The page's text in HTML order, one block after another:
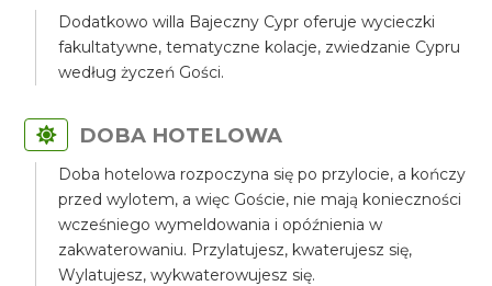
Dodatkowo willa Bajeczny Cypr oferuje wycieczki
fakultatywne, tematyczne kolacje, zwiedzanie Cypru
według życzeń Gości.
DOBA HOTELOWA
Doba hotelowa rozpoczyna się po przylocie, a kończy
przed wylotem, a więc Goście, nie mają konieczności
wcześniego wymeldowania i opóźnienia w
zakwaterowaniu. Przylatujesz, kwaterujesz się,
Wylatujesz, wykwaterowujesz się.